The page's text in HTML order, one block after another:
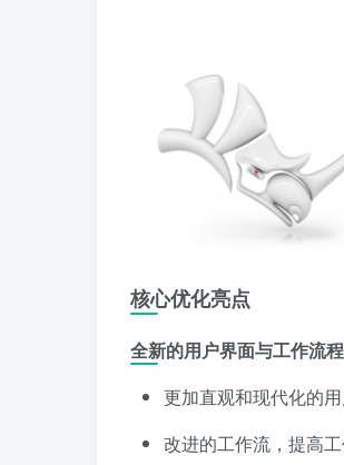
核心优化亮点
全新的用户界面与工作流程
更加直观和现代化的
改进的工作流，提高